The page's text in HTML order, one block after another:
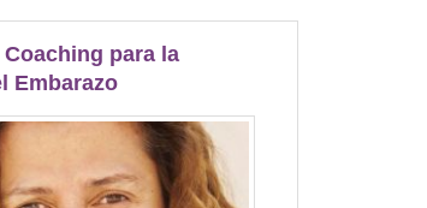
Coaching para la
Embarazo